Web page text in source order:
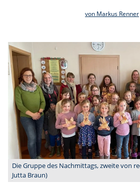
von Markus Renner
Die Gruppe des Nachmittags, zweite von
Jutta Braun)